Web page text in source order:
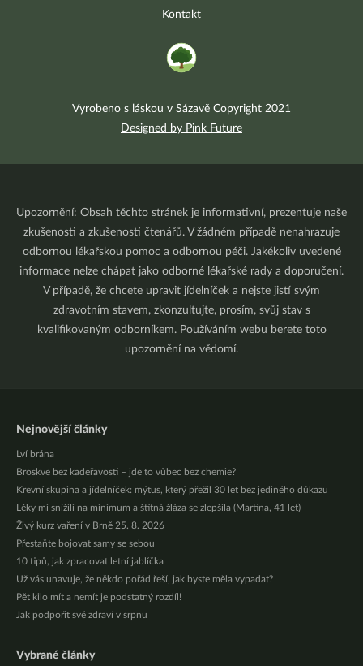
Kontakt
Vyrobeno s láskou v Sázavě Copyright 2021
Designed by Pink Future
Upozornění: Obsah těchto stránek je informativní, prezentuje naše
zkušenosti a zkušenosti čtenářů. V žádném případě nenahrazuje
odbornou lékařskou pomoc a odbornou péči. Jakékoliv uvedené
informace nelze chápat jako odborné lékařské rady a doporučení.
V případě, že chcete upravit jídelníček a nejste jistí svým
zdravotním stavem, zkonzultujte, prosím, svůj stav s
kvalifikovaným odborníkem. Používáním webu berete toto
upozornění na vědomí.
Nejnovější články
Lví brána
Broskve bez kadeřavosti – jde to vůbec bez chemie?
Krevní skupina a jídelníček: mýtus, který přežil 30 let bez jediného důkazu
Léky mi snížili na minimum a štítná žláza se zlepšila (Martina, 41 let)
Živý kurz vaření v Brně 25. 8. 2026
Přestaňte bojovat samy se sebou
10 tipů, jak zpracovat letní jablíčka
Už vás unavuje, že někdo pořád řeší, jak byste měla vypadat?
Pět kilo mít a nemít je podstatný rozdíl!
Jak podpořit své zdraví v srpnu
Vybrané články